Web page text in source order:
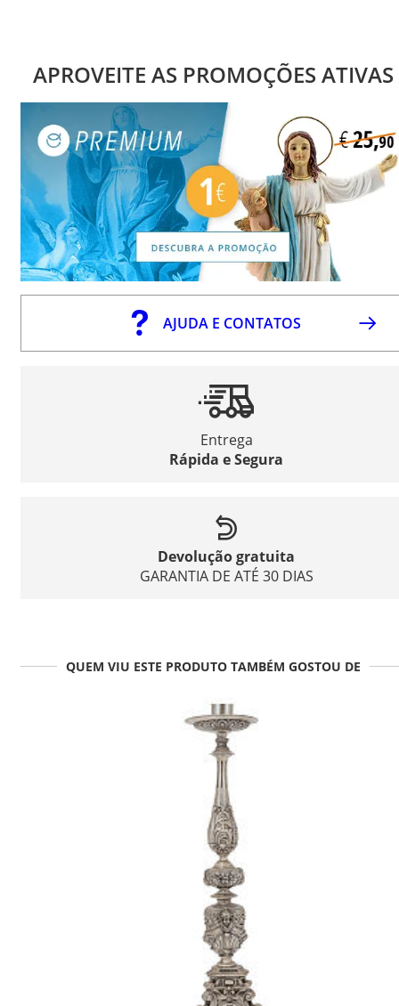
APROVEITE AS PROMOÇÕES ATIVAS
AJUDA E CONTATOS
Entrega
Rápida e Segura
Devolução gratuita
GARANTIA DE ATÉ 30 DIAS
QUEM VIU ESTE PRODUTO TAMBÉM GOSTOU DE